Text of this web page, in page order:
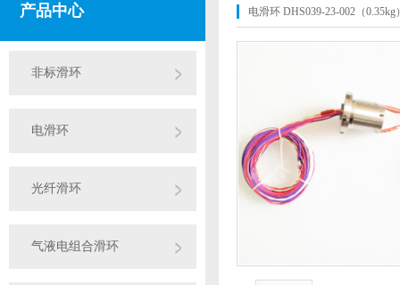
产品中心
非标滑环
电滑环
光纤滑环
气液电组合滑环
电滑环 DHS039-23-002（0.35kg